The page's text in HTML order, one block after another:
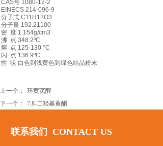
CAS号 1080-12-2
EINECS 214-096-9
分子式 C11H12O3
分子量 192.21100
密 度 1.154g/cm3
沸 点 348.2ºC
熔 点 125-130 °C
闪 点 136.9ºC
性 状 白色到浅黄色到绿色结晶粉末
上一个：
环黄芪醇
下一个：
7,8-二羟基黄酮
联系我们​ CONTACT US